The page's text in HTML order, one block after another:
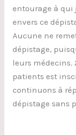
entourage à qui
envers ce
Aucune ne
dépistage,
leurs médecins.
patients est
continuons à
dépistage sans